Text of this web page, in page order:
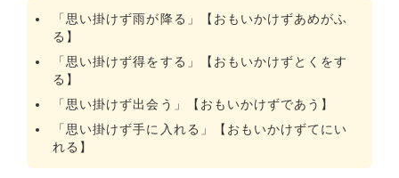
「思い掛けず雨が降る」【おもいかけずあめがふ
る】
「思い掛けず得をする」【おもいかけずとくをす
る】
「思い掛けず出会う」【おもいかけずであう】
「思い掛けず手に入れる」【おもいかけずてにい
れる】